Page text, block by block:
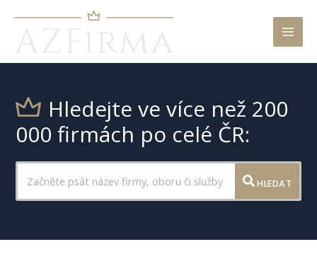
Hledejte ve více než 200
000 firmách po celé ČR:
HLEDAT